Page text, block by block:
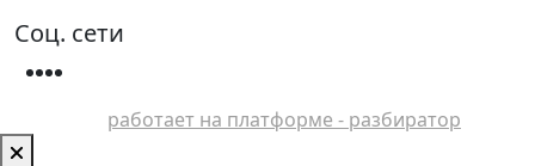
Соц. сети
работает на платформе - разбиратор